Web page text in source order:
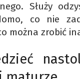
Służy
co nie
można zrobić